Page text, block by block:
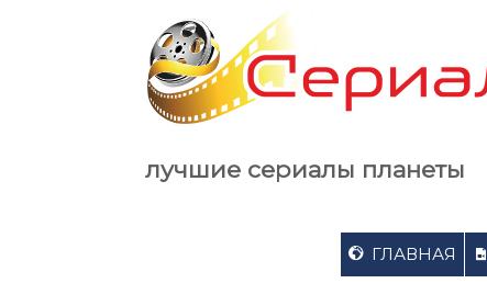
лучшие сериалы планеты
ГЛАВНАЯ